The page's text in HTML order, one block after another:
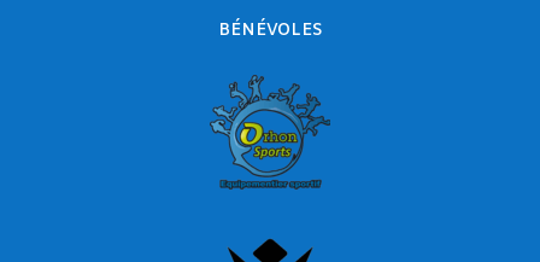
BÉNÉVOLES